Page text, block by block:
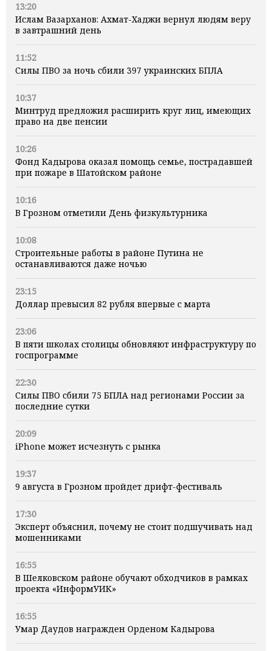
13:20
Ислам Вазарханов: Ахмат-Хаджи вернул людям веру
в завтрашний день
11:52
Силы ПВО за ночь сбили 397 украинских БПЛА
10:37
Минтруд предложил расширить круг лиц, имеющих
право на две пенсии
10:26
Фонд Кадырова оказал помощь семье, пострадавшей
при пожаре в Шатойском районе
10:16
В Грозном отметили День физкультурника
10:08
Строительные работы в районе Путина не
останавливаются даже ночью
23:15
Доллар превысил 82 рубля впервые с марта
23:06
В пяти школах столицы обновляют инфраструктуру по
госпрограмме
22:30
Силы ПВО сбили 75 БПЛА над регионами России за
последние сутки
20:09
iPhone может исчезнуть с рынка
19:37
9 августа в Грозном пройдет дрифт-фестиваль
17:30
Эксперт объяснил, почему не стоит подшучивать над
мошенниками
16:55
В Шелковском районе обучают обходчиков в рамках
проекта «ИнформУИК»
16:55
Умар Даудов награжден Орденом Кадырова